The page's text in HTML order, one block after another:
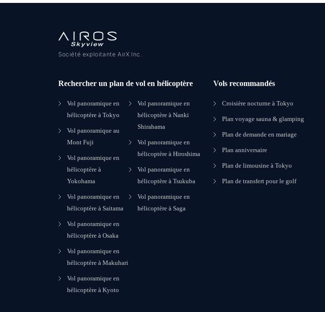
Société exploitante AirX Inc.
Rechercher un plan de vol en hélicoptère
Vol panoramique en
hélicoptère à Tokyo
Vol panoramique au
Mont Fuji
Vol panoramique en
hélicoptère à
Yokohama
Vol panoramique en
hélicoptère à Saitama
Vol panoramique en
hélicoptère à Osaka
Vol panoramique en
hélicoptère à Makuhari
Vol panoramique en
hélicoptère à Kyoto
Vol panoramique en
hélicoptère à Nanki
Shirahama
Vol panoramique en
hélicoptère à Hiroshima
Vol panoramique en
hélicoptère à Tsukuba
Vol panoramique en
hélicoptère à Saga
Vols recommandés
Croisière nocturne à Tokyo
Plan voyage sauna & glamping
Plan de demande en mariage
Plan anniversaire
Plan de limousine à Tokyo
Plan de transfert pour le golf